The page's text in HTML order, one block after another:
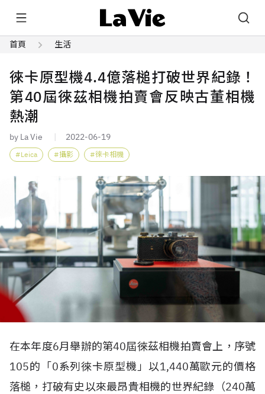
首頁 生活
徠卡原型機4.4億落槌打破世界紀錄！
第40屆徠茲相機拍賣會反映古董相機
熱潮
by La Vie 2022-06-19
Leica 攝影 徠卡相機
在本年度6月舉辦的第40屆徠茲相機拍賣會上，序號
105的「0系列徠卡原型機」以1,440萬歐元的價格
落槌，打破有史以來最昂貴相機的世界紀錄（240萬